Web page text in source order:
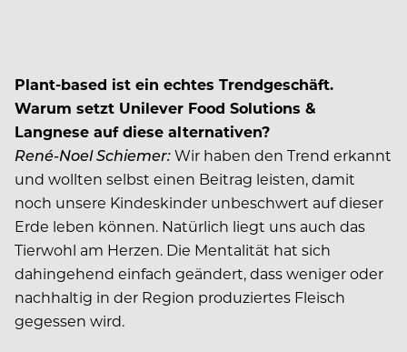
Plant-based ist ein echtes Trendgeschäft.
Warum setzt Unilever Food Solutions &
Langnese auf diese alternativen?
René-Noel Schiemer:Wir haben den Trend erkannt
und wollten selbst einen Beitrag leisten, damit
noch unsere Kindeskinder unbeschwert auf dieser
Erde leben können. Natürlich liegt uns auch das
Tierwohl am Herzen. Die Mentalität hat sich
dahingehend einfach geändert, dass weniger oder
nachhaltig in der Region produziertes Fleisch
gegessen wird.